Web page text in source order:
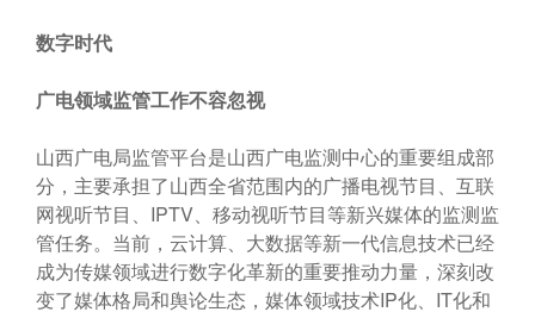
数字时代
广电领域监管工作不容忽视
山西广电局监管平台是山西广电监测中心的重要组成部
分，主要承担了山西全省范围内的广播电视节目、互联
网视听节目、IPTV、移动视听节目等新兴媒体的监测监
管任务。当前，云计算、大数据等新一代信息技术已经
成为传媒领域进行数字化革新的重要推动力量，深刻改
变了媒体格局和舆论生态，媒体领域技术IP化、IT化和